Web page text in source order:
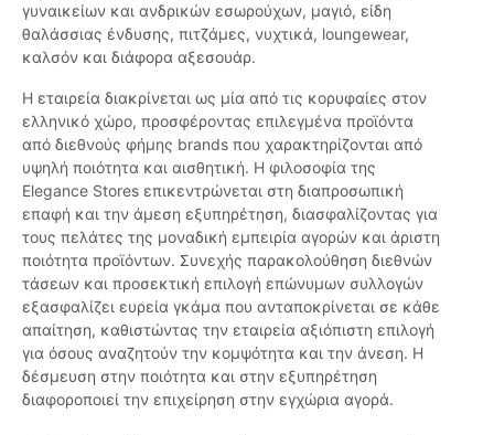
γυναικείων και ανδρικών εσωρούχων, μαγιό, είδη
θαλάσσιας ένδυσης, πιτζάμες, νυχτικά, loungewear,
καλσόν και διάφορα αξεσουάρ.
Η εταιρεία διακρίνεται ως μία από τις κορυφαίες στον
ελληνικό χώρο, προσφέροντας επιλεγμένα προϊόντα
από διεθνούς φήμης brands που χαρακτηρίζονται από
υψηλή ποιότητα και αισθητική. Η φιλοσοφία της
Elegance Stores επικεντρώνεται στη διαπροσωπική
επαφή και την άμεση εξυπηρέτηση, διασφαλίζοντας για
τους πελάτες της μοναδική εμπειρία αγορών και άριστη
ποιότητα προϊόντων. Συνεχής παρακολούθηση διεθνών
τάσεων και προσεκτική επιλογή επώνυμων συλλογών
εξασφαλίζει ευρεία γκάμα που ανταποκρίνεται σε κάθε
απαίτηση, καθιστώντας την εταιρεία αξιόπιστη επιλογή
για όσους αναζητούν την κομψότητα και την άνεση. Η
δέσμευση στην ποιότητα και στην εξυπηρέτηση
διαφοροποιεί την επιχείρηση στην εγχώρια αγορά.